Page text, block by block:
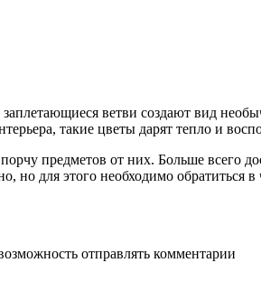
заплетающиеся ветви создают вид
такие цветы дарят тепло и
предметов от них. Больше всего
но для этого необходимо
отправлять комментарии